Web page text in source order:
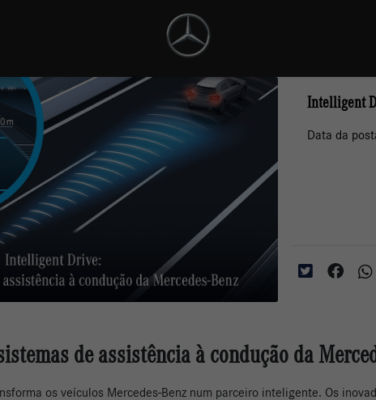
Intelligent
Data da
de assistência à condução da
os veículos Mercedes-Benz num parceiro inteligente. Os